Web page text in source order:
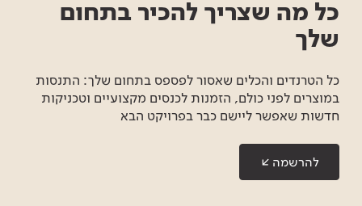
כל מה שצריך להכיר בתחום
שלך
כל הטרנדים והכלים שאסור לפספס בתחום שלך: התנסות
במוצרים לפני כולם, הזמנות לכנסים מקצועיים וטכניקות
חדשות שאפשר ליישם כבר בפרויקט הבא
להרשמה